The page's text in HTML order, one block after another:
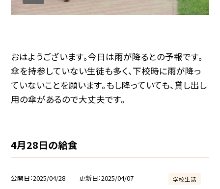
おはようございます。今日は雨が降るとの予報です。
傘を持参していない生徒も多く、下校時に雨が降っ
ていないことを願います。もし降っていても、貸し出し
用の傘があるので大丈夫です。
4月28日の給食
公開日 2025/04/28 更新日 2025/04/07 学校生活